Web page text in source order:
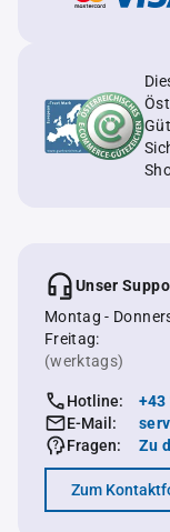
Unser
Montag -
Freitag:
(werktags)
Hotline:
+43
E-Mail:
Fragen:
Zu
Zum